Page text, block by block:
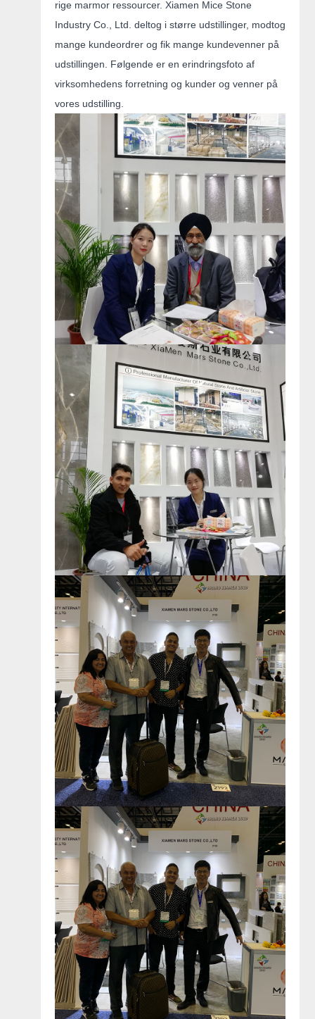
rige marmor ressourcer. Xiamen Mice Stone
Industry Co., Ltd. deltog i større udstillinger, modtog
mange kundeordrer og fik mange kundevenner på
udstillingen. Følgende er en erindringsfoto af
virksomhedens forretning og kunder og venner på
vores udstilling.